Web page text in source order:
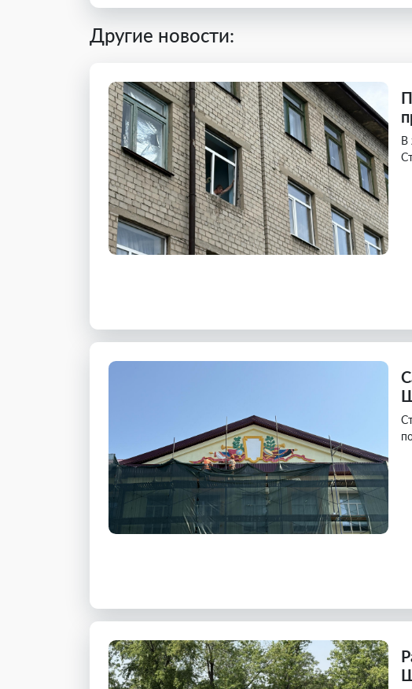
Другие новости:
В